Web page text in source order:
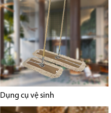
Dụng cụ vệ sinh